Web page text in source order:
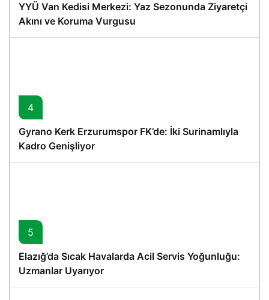
YYÜ Van Kedisi Merkezi: Yaz Sezonunda Ziyaretçi
Akını ve Koruma Vurgusu
4
Gyrano Kerk Erzurumspor FK’de: İki Surinamlıyla
Kadro Genişliyor
5
Elazığ’da Sıcak Havalarda Acil Servis Yoğunluğu:
Uzmanlar Uyarıyor